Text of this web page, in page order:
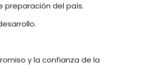
preparación del país.
y la confianza de la